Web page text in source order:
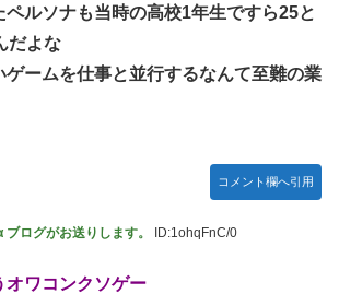
ルソナも当時の高校1年生ですら25と
だよな
ゲームを仕事と並行するなんて至難の業
コメント欄へ引用
ログがお送りします。 ID:1ohqFnC/0
オワコンクソゲー